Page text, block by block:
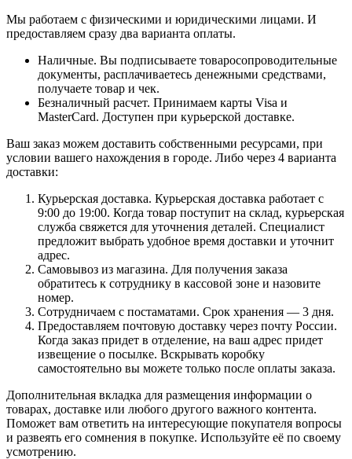
Мы работаем с физическими и юридическими лицами. И
предоставляем сразу два варианта оплаты.
Наличные. Вы подписываете товаросопроводительные
документы, расплачиваетесь денежными средствами,
получаете товар и чек.
Безналичный расчет. Принимаем карты Visa и
MasterCard. Доступен при курьерской доставке.
Ваш заказ можем доставить собственными ресурсами, при
условии вашего нахождения в городе. Либо через 4 варианта
доставки:
Курьерская доставка. Курьерская доставка работает с
9:00 до 19:00. Когда товар поступит на склад, курьерская
служба свяжется для уточнения деталей. Специалист
предложит выбрать удобное время доставки и уточнит
адрес.
Самовывоз из магазина. Для получения заказа
обратитесь к сотруднику в кассовой зоне и назовите
номер.
Сотрудничаем с постаматами. Срок хранения — 3 дня.
Предоставляем почтовую доставку через почту России.
Когда заказ придет в отделение, на ваш адрес придет
извещение о посылке. Вскрывать коробку
самостоятельно вы можете только после оплаты заказа.
Дополнительная вкладка для размещения информации о
товарах, доставке или любого другого важного контента.
Поможет вам ответить на интересующие покупателя вопросы
и развеять его сомнения в покупке. Используйте её по своему
усмотрению.